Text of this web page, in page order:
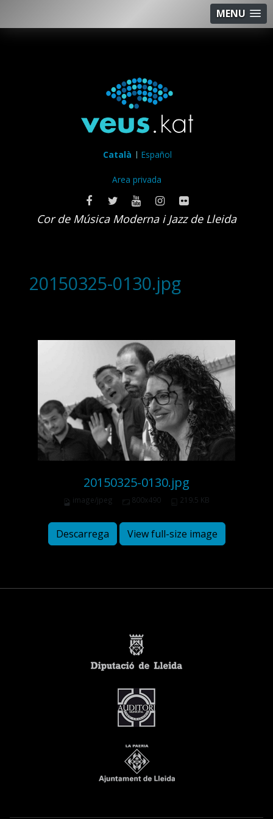
MENU
Català Español
Area privada
Cor de Música Moderna i Jazz de Lleida
20150325-0130.jpg
20150325-0130.jpg
image/jpeg 800x490 219.5 KB
Descarrega View full-size image